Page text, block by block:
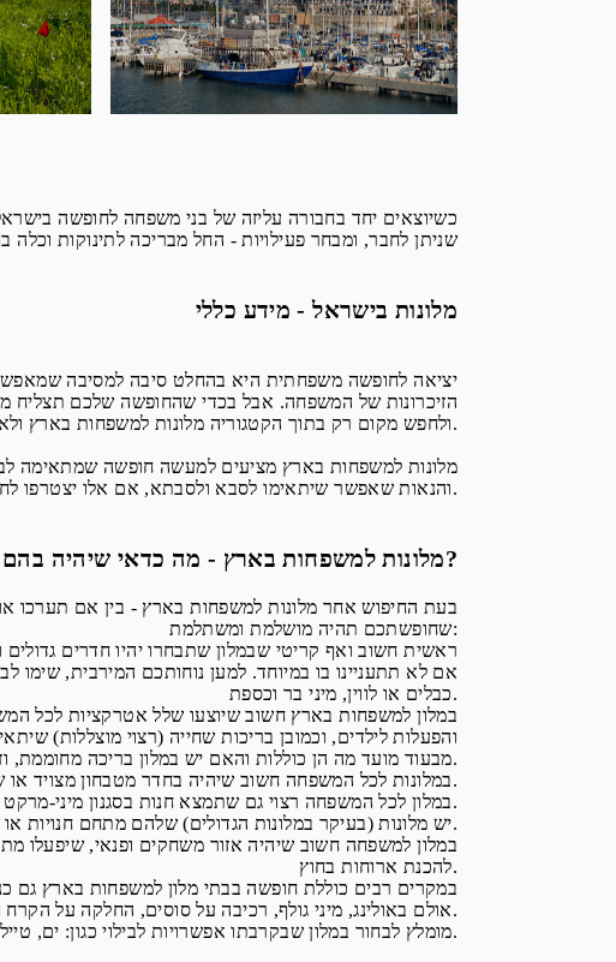
כשיוצאים יחד בחבורה עליזה של בני משפחה לחופשה
שניתן לחבר, ומבחר פעילויות - החל מבריכה לתינוקות וכלה
מלונות בישראל - מידע כללי
יציאה לחופשה משפחתית היא בהחלט סיבה למסיבה
הזיכרונות של המשפחה. אבל בכדי שהחופשה שלכם תצליח
ולחפש מקום רק בתוך הקטגוריה מלונות למשפחות בארץ ולא בכל המלונות.
מלונות למשפחות בארץ מציעים למעשה חופשה שמתאימה
והנאות שאפשר שיתאימו לסבא ולסבתא, אם אלו יצטרפו לחופשה.
מלונות למשפחות בארץ - מה כדאי שיהיה בהם?
בעת החיפוש אחר מלונות למשפחות בארץ - בין אם תערכו
שחופשתכם תהיה מושלמת ומשתלמת:
ראשית חשוב ואף קריטי שבמלון שתבחרו יהיו חדרים
אם לא תתעניינו בו במיוחד. למען נוחותכם המירבית, שימו
כבלים או לווין, מיני בר וכספת.
במלון למשפחות בארץ חשוב שיוצעו שלל אטרקציות לכל
והפעלות לילדים, וכמובן בריכות שחייה (רצוי מוצללות)
מבעוד מועד מה הן כוללות והאם יש במלון בריכה מחוממת, וזאת כיון שהחורף אינו עונת תיירות פופולרית בארץ.
במלונות לכל המשפחה חשוב שיהיה בחדר מטבחון מצויד או שבמלון תפעל מסעדה, או כמה מסעדות, שם מוגשים מאכלים בסגנונות שונים, כולל מנות ילדים.
במלון לכל המשפחה רצוי גם שתמצא חנות בסגנון מיני-מרקט שבה ניתן יהיה להצטייד במזון או במוצרים חיוניים בכל שעות היום, ואולי אף בשעות הלילה.
יש מלונות (בעיקר במלונות הגדולים) שלהם מתחם חנויות או מיני-מול, והדבר עשוי לספק עוד אפשרות לבילוי ולקניות נוחות בעבור כל המשפחה.
במלון למשפחה חשוב שיהיה אזור משחקים ופנאי, שיפעלו
להכנת ארוחות בחוץ.
אולם באולינג, מיני גולף, רכיבה על סוסים, החלקה על הקרח ועוד.
מומלץ לבחור במלון שבקרבתו אפשרויות לבילוי כגון: ים, טיילת, עיר שוקקת או אתרי תיירות וטיול מעניינים.